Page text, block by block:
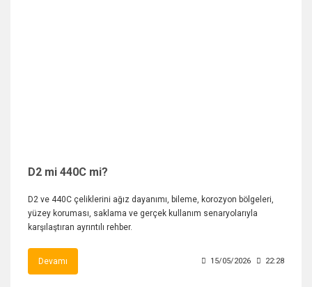
D2 mi 440C mi?
D2 ve 440C çeliklerini ağız dayanımı, bileme, korozyon bölgeleri,
yüzey koruması, saklama ve gerçek kullanım senaryolarıyla
karşılaştıran ayrıntılı rehber.
Devamı 15/05/2026 22:28